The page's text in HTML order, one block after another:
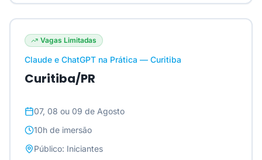
Vagas Limitadas
Claude e ChatGPT na Prática — Curitiba
Curitiba/PR
07, 08 ou 09 de Agosto
10h de imersão
Público: Iniciantes